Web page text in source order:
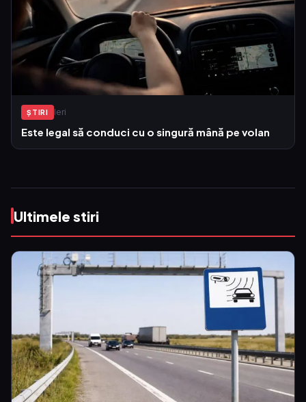
ŞTIRI Ieri
Este legal să conduci cu o singură mână pe volan
Ultimele stiri